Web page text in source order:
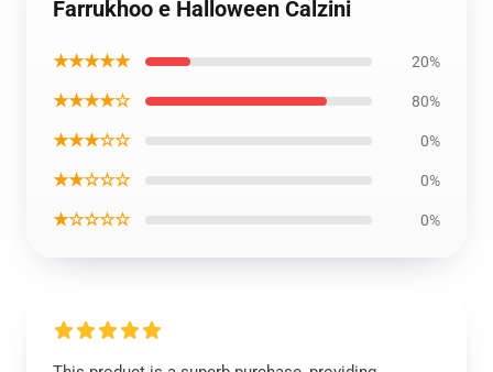
Farrukhoo e Halloween Calzini
★★★★★ 20%
★★★★☆ 80%
★★★☆☆ 0%
★★☆☆☆ 0%
★☆☆☆☆ 0%